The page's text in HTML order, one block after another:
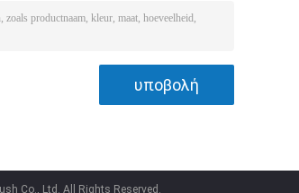
Co., Ltd. All Rights Reserved.